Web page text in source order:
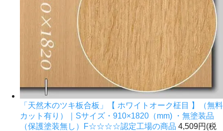
「天然木のツキ板合板」【 ホワイトオーク柾目 】（無料
カット有り）｜Sサイズ・910×1820（mm) ・無塗装品
（保護塗装無し）F☆☆☆☆認定工場の商品 4,509円(税